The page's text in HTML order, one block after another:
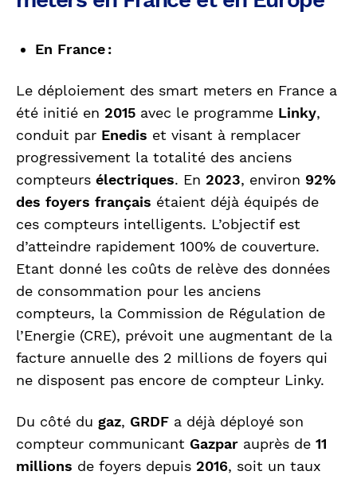
En France :
Le déploiement des smart meters en France a
été initié en 2015 avec le programme Linky,
conduit par Enedis et visant à remplacer
progressivement la totalité des anciens
compteurs électriques. En 2023, environ 92%
des foyers français étaient déjà équipés de
ces compteurs intelligents. L’objectif est
d’atteindre rapidement 100% de couverture.
Etant donné les coûts de relève des données
de consommation pour les anciens
compteurs, la Commission de Régulation de
l’Energie (CRE), prévoit une augmentant de la
facture annuelle des 2 millions de foyers qui
ne disposent pas encore de compteur Linky.
Du côté du gaz, GRDF a déjà déployé son
compteur communicant Gazpar auprès de 11
millions de foyers depuis 2016, soit un taux